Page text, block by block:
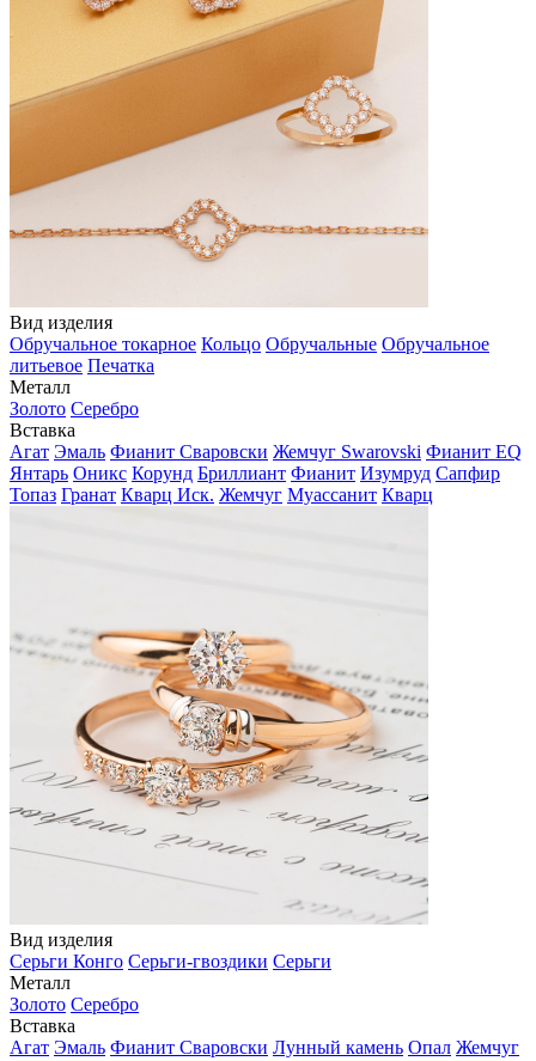
Вид изделия
Обручальное токарное Кольцо Обручальные Обручальное
литьевое Печатка
Металл
Золото Серебро
Вставка
Агат Эмаль Фианит Сваровски Жемчуг Swarovski Фианит EQ
Янтарь Оникс Корунд Бриллиант Фианит Изумруд Сапфир
Топаз Гранат Кварц Иск. Жемчуг Муассанит Кварц
Вид изделия
Серьги Конго Серьги-гвоздики Серьги
Металл
Золото Серебро
Вставка
Агат Эмаль Фианит Сваровски Лунный камень Опал Жемчуг